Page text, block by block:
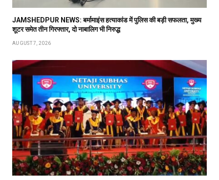
JAMSHEDPUR NEWS: बर्मामाइंस हत्याकांड में पुलिस की बड़ी सफलता, मुख्य
शूटर समेत तीन गिरफ्तार, दो नाबालिग भी निरुद्ध
AUGUST 7, 2026